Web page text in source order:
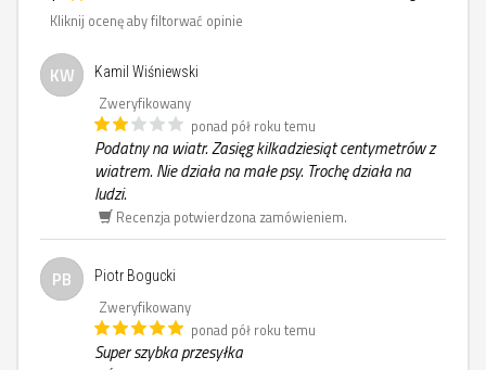
Kliknij ocenę aby filtorwać opinie
KW Kamil Wiśniewski
Zweryfikowany
ponad pół roku temu
Podatny na wiatr. Zasięg kilkadziesiąt centymetrów z
wiatrem. Nie działa na małe psy. Trochę działa na
ludzi.
Recenzja potwierdzona zamówieniem.
PB Piotr Bogucki
Zweryfikowany
ponad pół roku temu
Super szybka przesyłka